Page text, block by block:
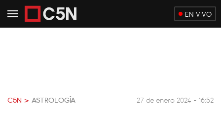
EN VIVO
C5N > ASTROLOGÍA 27 de enero 2024 - 16:52